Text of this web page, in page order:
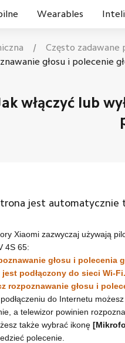
Wearables
/ Często zadawane
głosu i polecenie
włączyć lub
jest automatycznie
Xiaomi zazwyczaj używają
4S 65:
głosu i polecenia
jest podłączony do sieci Wi-Fi.
rozpoznawanie głosu i
do Internetu
a telewizor powinien
także wybrać ikonę
polecenie.